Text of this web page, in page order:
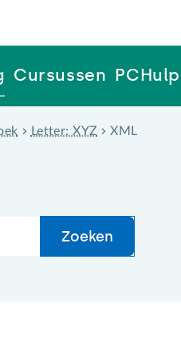
Cursussen PCHulp
Letter: XYZ XML
Zoeken